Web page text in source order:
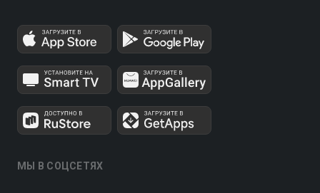
МЫ В СОЦСЕТЯХ